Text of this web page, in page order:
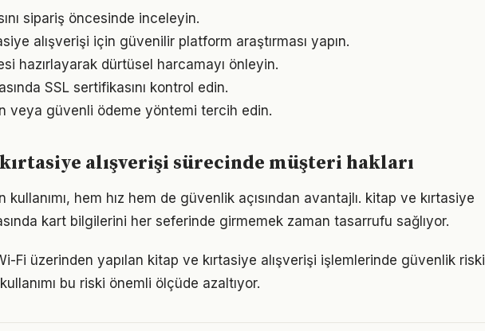
sipariş öncesinde inceleyin.
alışverişi için güvenilir platform araştırması yapın.
hazırlayarak dürtüsel harcamayı önleyin.
SSL sertifikasını kontrol edin.
veya güvenli ödeme yöntemi tercih edin.
alışverişi sürecinde müşteri hakları
kullanımı, hem hız hem de güvenlik açısından avantajlı. kitap ve kırtasiye
kart bilgilerini her seferinde girmemek zaman tasarrufu sağlıyor.
Fi üzerinden yapılan kitap ve kırtasiye alışverişi işlemlerinde güvenlik riski
bu riski önemli ölçüde azaltıyor.